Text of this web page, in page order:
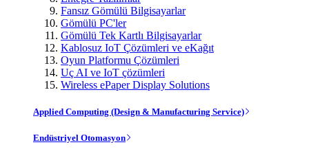
Fansız Gömülü Bilgisayarlar
Gömülü PC'ler
Gömülü Tek Kartlı Bilgisayarlar
Kablosuz IoT Çözümleri ve eKağıt
Oyun Platformu Çözümleri
Uç AI ve IoT çözümleri
Wireless ePaper Display Solutions
Applied Computing (Design & Manufacturing Service)
Endüstriyel Otomasyon